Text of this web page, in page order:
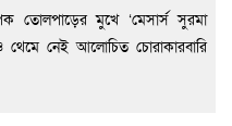
তোলপাড়ের মুখে ‘মেসার্স সুরমা
থেমে নেই আলোচিত চোরাকারবারি